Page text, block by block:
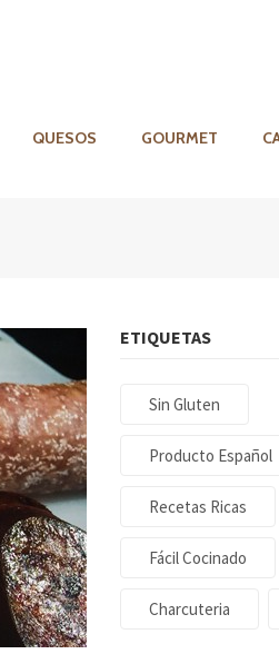
QUESOS GOURMET
ETIQUETAS
Sin Gluten
Producto Español
Recetas Ricas
Fácil Cocinado
Charcuteria